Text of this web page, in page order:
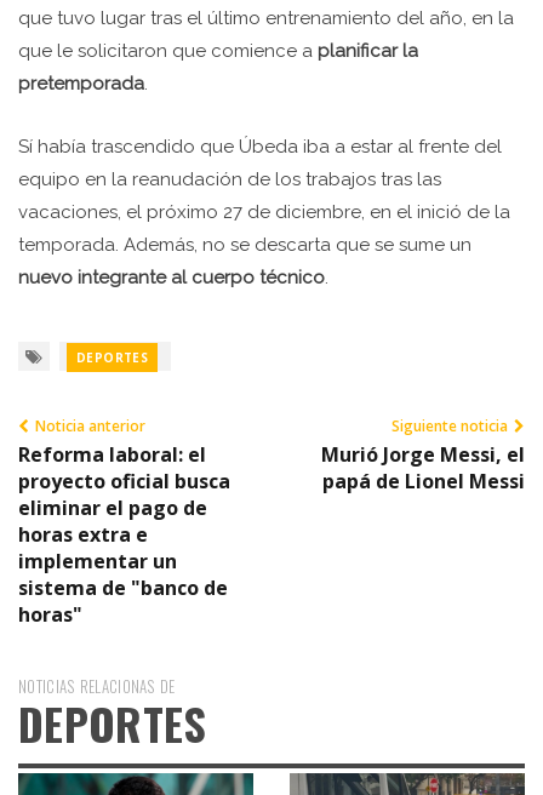
que tuvo lugar tras el último entrenamiento del año, en la
que le solicitaron que comience a planificar la
pretemporada.
Sí había trascendido que Úbeda iba a estar al frente del
equipo en la reanudación de los trabajos tras las
vacaciones, el próximo 27 de diciembre, en el inició de la
temporada. Además, no se descarta que se sume un
nuevo integrante al cuerpo técnico.
DEPORTES
Noticia anterior
Reforma laboral: el
proyecto oficial busca
eliminar el pago de
horas extra e
implementar un
sistema de "banco de
horas"
Siguiente noticia
Murió Jorge Messi, el
papá de Lionel Messi
NOTICIAS RELACIONAS DE
DEPORTES